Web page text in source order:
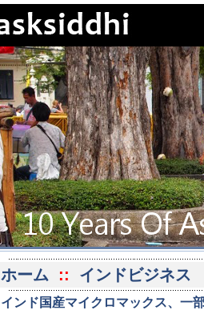
ホーム :: インドビジネス
インド国産マイクロマックス、一